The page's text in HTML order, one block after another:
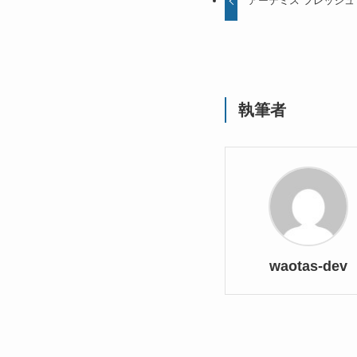
執筆者
waotas-dev